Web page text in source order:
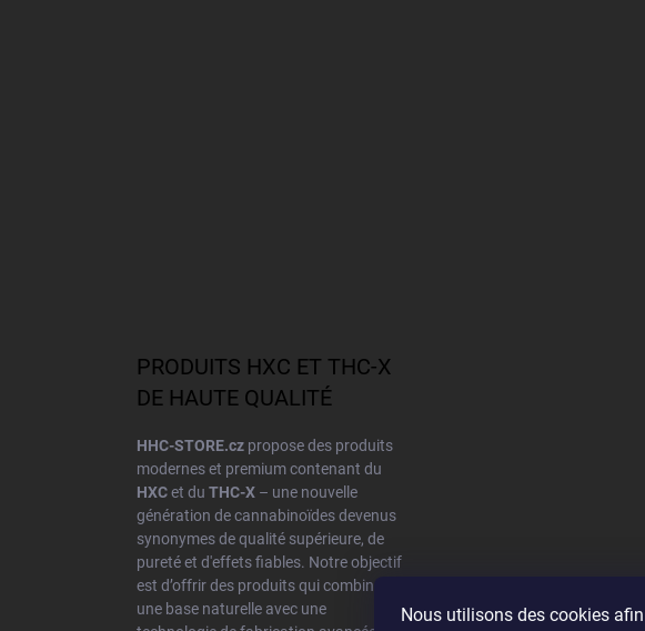
Nous utilisons des cookies
PRODUITS HXC ET THC-X
DE HAUTE QUALITÉ
HHC-STORE.cz propose des produits
modernes et premium contenant du
HXCet du THC-X – une nouvelle
génération de cannabinoïdes devenus
synonymes de qualité supérieure, de
pureté et d'effets fiables. Notre objectif
est d’offrir des produits qui combinent
une base naturelle avec une